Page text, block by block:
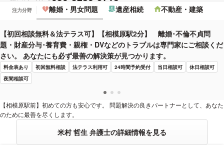
注力分野 離婚・男女問題 遺産相続 不動産・建築
【初回相談無料＆法テラス可】【相模原駅2分】 離婚･不倫不貞問
題・財産分与･養育費・親権・DVなどのトラブルは専門家にご相談くだ
さい。 あなたにも必ず最善の解決策が見つかります。
料金表あり 初回無料相談 法テラス利用可 24時間予約受付 当日相談可
休日相談可
夜間相談可
【相模原駅前】初めての方も安心です。 問題解決の良きパートナーとして、あなた
のために最善を尽くします。
米村 哲生 弁護士の詳細情報を見る